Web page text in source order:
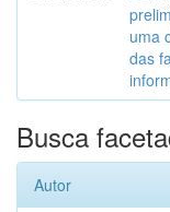
uma
das
Busca
Autor